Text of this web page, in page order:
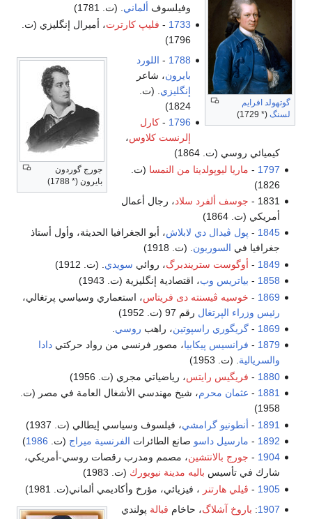
گوتهولد افرايم
لسنگ (* 1729)
وفيلسوف ألماني. (ت. 1781)
1733
- فليپ كارترت، أميرال إنگليزي (ت.
1796)
جورج گوردون
بايرون (* 1788)
1788
- اللورد
بايرون، شاعر
إنگليزي . (ت.
1824)
1796
- كارل
إلرنست كلاوس،
كيميائي روسي (ت. 1864)
1797
- ماريا ليوپولدينا من النمسا (ت.
1826)
1831 -
جوسف ألفرد سلاد، رجال أعمال
أمريكي (ت. 1864)
1845
- پول ڤيدال دي لابلاش، أبو الجغرافيا الحديثة، وأول أستاذ
جغرافيا في السوربون. (ت. 1918)
1849
- أوگوست ستريندبرگ، روائي سويدي . (ت. 1912)
1858
- بياتريس وب، اقتصادية إنگليزية (ت. 1943)
1869
- خوسيه ڤيسنته دى فريتاس، استعماري وسياسي پرتغالي،
رئيس وزراء الپرتغال رقم 97 (ت. 1952)
1869
-گريگوري راسپوتين، راهب روسي
1879
- فرانسيس پيكابيا، مصور فرنسي من رواد حركتيدادا
والسريالية. (ت. 1953)
1880
- فريگيس رايتس، رياضياتي مجري (ت. 1956)
1881
- عثمان محرم، شيخ مهندسي الأشغال العامة في مصر (ت.
1958)
1891
- أنطونيو گرامشي، فيلسوف وسياسي إيطالي (ت. 1937)
1892
- مارسيل داسو صانع الطائرات الفرنسية ميراج (ت. 1986
)
1904
- جورج بالانتشين، مصمم ومدرب رقصات روسي-أمريكي،
شارك في تأسيس باليه مدينة نيويورك (ت. 1983)
1905
- ڤيلي هارتنر ، فيزيائي، مؤرخ وأكاديمي ألماني(ت. 1981)
1907
: باروخ آشلاگ، حاخام قبالة پولندي